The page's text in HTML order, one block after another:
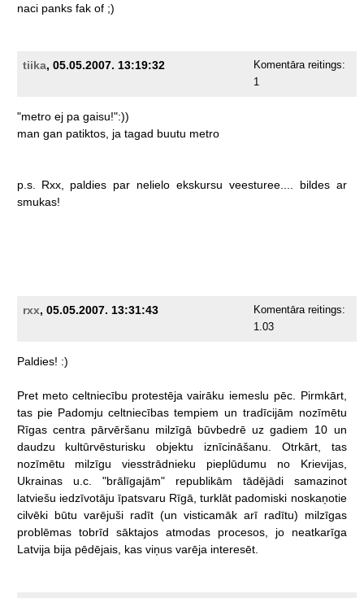
naci panks fak of ;)
tiika, 05.05.2007. 13:19:32
Komentāra reitings:
1
"metro ej pa gaisu!":))
man gan patiktos, ja tagad buutu metro
p.s. Rxx, paldies par nelielo ekskursu veesturee.... bildes ar
smukas!
rxx, 05.05.2007. 13:31:43
Komentāra reitings:
1.03
Paldies! :)
Pret meto celtniecību protestēja vairāku iemeslu pēc.
Pirmkārt,
tas pie Padomju celtniecības tempiem un tradīcijām nozīmētu
Rīgas centra pārvēršanu milzīgā būvbedrē uz gadiem 10 un
daudzu
kultūrvēsturisku objektu iznīcināšanu. Otrkārt,
tas
nozīmētu
milzīgu viesstrādnieku pieplūdumu no
Krievijas,
Ukrainas
u.c. "brālīgajām" republikām tādējādi
samazinot
latviešu iedzīvotāju īpatsvaru Rīgā, turklāt padomiski noskaņotie
cilvēki būtu varējuši radīt (un visticamāk arī radītu)
milzīgas
problēmas tobrīd sāktajos atmodas procesos, jo
neatkarīga
Latvija bija pēdējais, kas viņus varēja interesēt.